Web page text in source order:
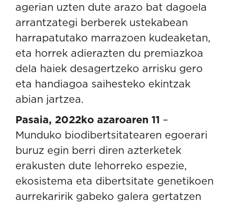
agerian uzten dute arazo bat dagoela
arrantzategi berberek ustekabean
harrapatutako marrazoen kudeaketan,
eta horrek adierazten du premiazkoa
dela haiek desagertzeko arrisku gero
eta handiagoa saihesteko ekintzak
abian jartzea.
Pasaia, 2022ko azaroaren 11 –
Munduko biodibertsitatearen egoerari
buruz egin berri diren azterketek
erakusten dute lehorreko espezie,
ekosistema eta dibertsitate genetikoen
aurrekaririk gabeko galera gertatzen